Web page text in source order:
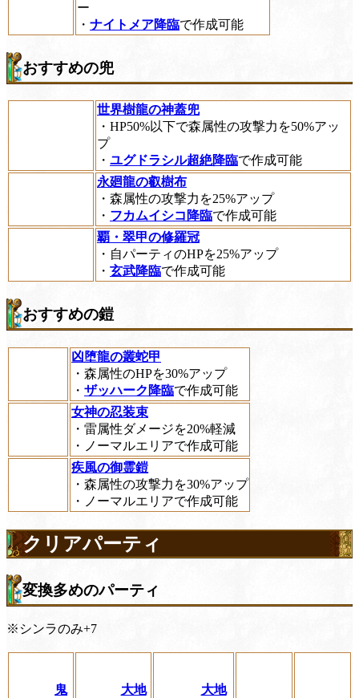
ー
・ ナイトメア降臨で作成可能
おすすめの兜
世界樹龍の神蓋兜
・HP50%以下で森属性の攻撃力を50%アッ
プ
・ ユグドラシル超絶降臨で作成可能
永廻龍の叡樹布
・森属性の攻撃力を25%アップ
・ フカムイシコ降臨で作成可能
覇・翠甲の修羅冠
・自パーティのHPを25%アップ
・ 玄武降臨で作成可能
おすすめの鎧
凶堕龍の叢蛇甲
・森属性のHPを30%アップ
・ ザッハーク降臨で作成可能
女神の忍装束
・雷属性ダメージを20%軽減
・ノーマルエリアで作成可能
疾風の御霊鎧
・森属性の攻撃力を30%アップ
・ノーマルエリアで作成可能
クリアパーティ
変換多めのパーティ
※シンラのみ+7
鬼
大地
大地